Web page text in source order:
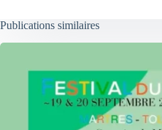
Publications similaires